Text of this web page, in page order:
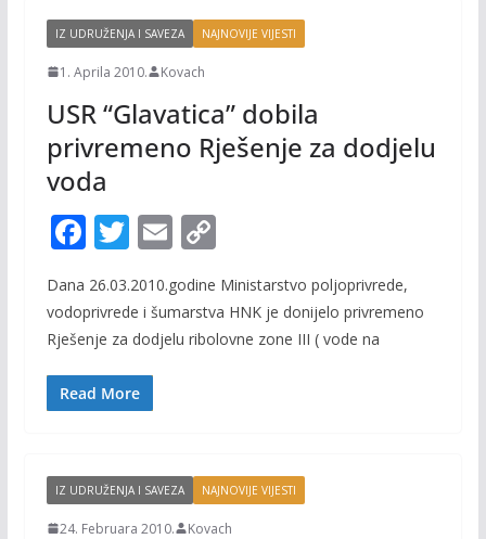
IZ UDRUŽENJA I SAVEZA NAJNOVIJE VIJESTI
1. Aprila 2010. Kovach
USR “Glavatica” dobila
privremeno Rješenje za dodjelu
voda
F
e
b
o
o
T
itt
er
E
m
ai
l
C
p
y
Dana 26.03.2010.godine Ministarstvo poljoprivrede,
vodoprivrede i šumarstva HNK je donijelo privremeno
Rješenje za dodjelu ribolovne zone III ( vode na
Read More
IZ UDRUŽENJA I SAVEZA NAJNOVIJE VIJESTI
24. Februara 2010. Kovach